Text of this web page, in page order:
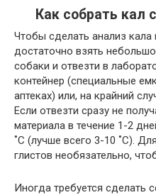
Как собрать кал
Чтобы сделать анализ кала
достаточно взять
собаки и отвезти в
контейнер (специальные
аптеках) или, на крайний
Если отвезти сразу не
материала в течение 1-2
˚С (лучше всего 3-10 ˚С).
глистов необязательно,
Иногда требуется сделать